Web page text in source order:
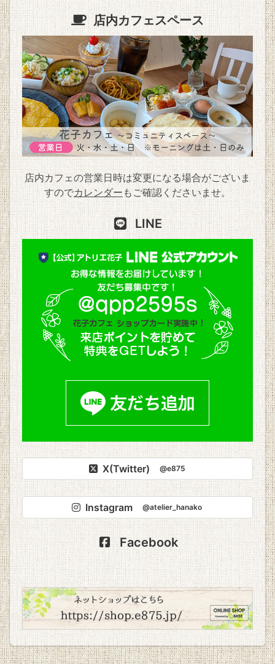
店内カフェスペース
店内カフェの営業日時は変更になる場合がございま
すのでカレンダー もご確認くださいませ。
LINE
X(Twitter) @e875
Instagram @atelier_hanako
Facebook